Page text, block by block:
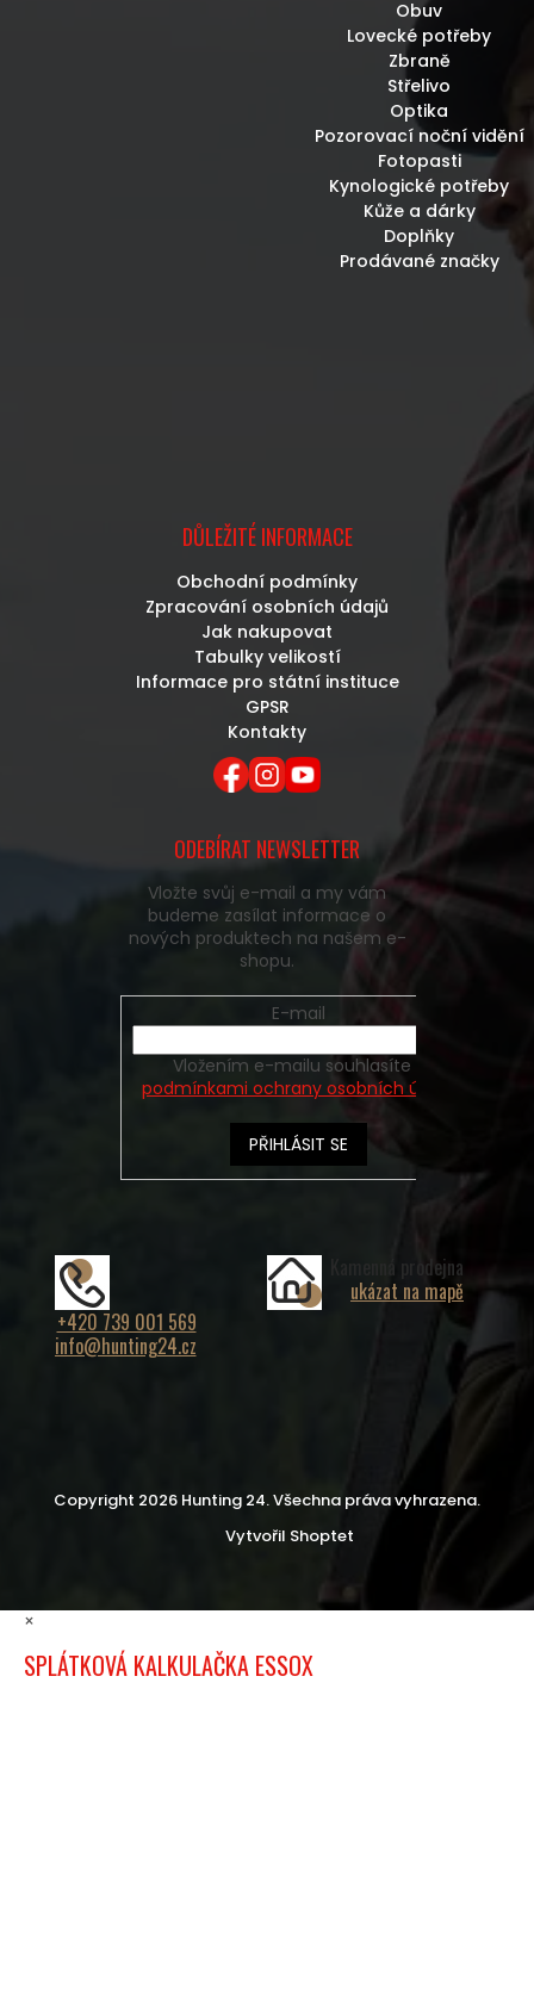
Obuv
Lovecké potřeby
Zbraně
Střelivo
Optika
Pozorovací noční vidění
Fotopasti
Kynologické potřeby
Kůže a dárky
Doplňky
Prodávané značky
DŮLEŽITÉ INFORMACE
Obchodní podmínky
Zpracování osobních údajů
Jak nakupovat
Tabulky velikostí
Informace pro státní instituce
GPSR
Kontakty
ODEBÍRAT NEWSLETTER
Vložte svůj e-mail a my vám
budeme zasílat informace o
nových produktech na našem e-
shopu.
E-mail
podmínkami ochrany osobních údajů
PŘIHLÁSIT SE
+420 739 001 569
info@hunting24.cz
Kamenná prodejna
ukázat na mapě
Vytvořil Shoptet
Copyright 2026 Hunting 24. Všechna práva vyhrazena.
×
SPLÁTKOVÁ KALKULAČKA ESSOX